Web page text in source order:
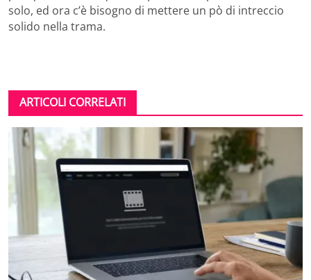
solo, ed ora c’è bisogno di mettere un pò di intreccio
solido nella trama.
ARTICOLI CORRELATI